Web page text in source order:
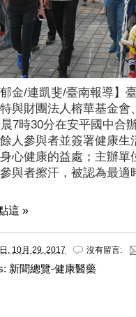
郁金/連凱斐/臺南報導】
與財團法人榕華基金
7時30分在安平國中合
人參與者並簽署健康
心健康的益處；主辦
與者擦汗，被認為最
這 »
, 10月 29, 2017 沒有留言:
新聞總覽-健康醫藥